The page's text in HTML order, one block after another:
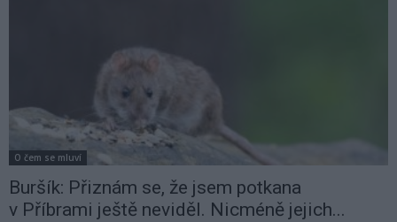
O čem se mluví
Buršík: Přiznám se, že jsem potkana
v Příbrami ještě neviděl. Nicméně jejich...